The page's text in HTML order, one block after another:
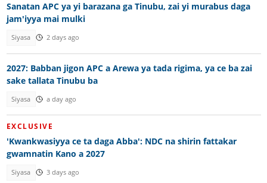
Sanatan APC ya yi barazana ga Tinubu, zai yi murabus daga
jam'iyya mai mulki
Siyasa 2 days ago
2027: Babban jigon APC a Arewa ya tada rigima, ya ce ba zai
sake tallata Tinubu ba
Siyasa a day ago
EXCLUSIVE
'Kwankwasiyya ce ta daga Abba': NDC na shirin fattakar
gwamnatin Kano a 2027
Siyasa 3 days ago